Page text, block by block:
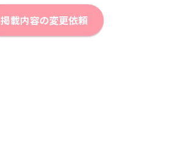
掲載内容の変更依頼